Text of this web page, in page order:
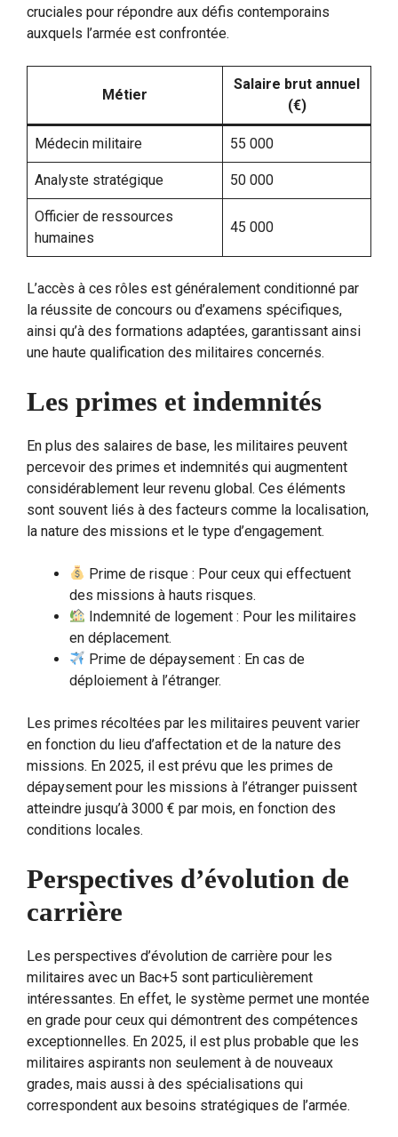
cruciales pour répondre aux défis contemporains
auxquels l’armée est confrontée.
Métier
Salaire brut annuel
(€)
Médecin militaire 55 000
Analyste stratégique 50 000
Officier de ressources
humaines
45 000
L’accès à ces rôles est généralement conditionné par
la réussite de concours ou d’examens spécifiques,
ainsi qu’à des formations adaptées, garantissant ainsi
une haute qualification des militaires concernés.
Les primes et indemnités
En plus des salaires de base, les militaires peuvent
percevoir des primes et indemnités qui augmentent
considérablement leur revenu global. Ces éléments
sont souvent liés à des facteurs comme la localisation,
la nature des missions et le type d’engagement.
Prime de risque : Pour ceux qui effectuent
des missions à hauts risques.
Indemnité de logement : Pour les militaires
en déplacement.
Prime de dépaysement : En cas de
déploiement à l’étranger.
Les primes récoltées par les militaires peuvent varier
en fonction du lieu d’affectation et de la nature des
missions. En 2025, il est prévu que les primes de
dépaysement pour les missions à l’étranger puissent
atteindre jusqu’à 3000 € par mois, en fonction des
conditions locales.
Perspectives d’évolution de
carrière
Les perspectives d’évolution de carrière pour les
militaires avec un Bac+5 sont particulièrement
intéressantes. En effet, le système permet une montée
en grade pour ceux qui démontrent des compétences
exceptionnelles. En 2025, il est plus probable que les
militaires aspirants non seulement à de nouveaux
grades, mais aussi à des spécialisations qui
correspondent aux besoins stratégiques de l’armée.